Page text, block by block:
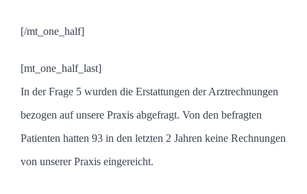
[/mt_one_half]
[mt_one_half_last]
In der Frage 5 wurden die Erstattungen der Arztrechnungen
bezogen auf unsere Praxis abgefragt. Von den befragten
Patienten hatten 93 in den letzten 2 Jahren keine Rechnungen
von unserer Praxis eingereicht.